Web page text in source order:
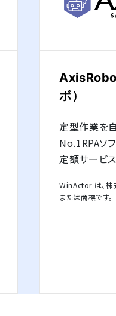
ボ）
定型作業を
No.1RPAソ
定額サービ
WinActor は、
または商標です。